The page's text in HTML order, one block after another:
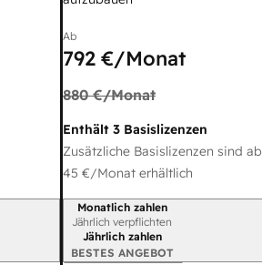
Ab
792 €/Monat
880 €/Monat
Enthält 3 Basislizenzen
Zusätzliche Basislizenzen sind ab
45 €/Monat erhältlich
Abrechnungszeitraum
Monatlich zahlen
Jährlich verpflichten
Jährlich zahlen
BESTES ANGEBOT